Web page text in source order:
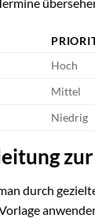
Hoch
Mittel
Niedrig
durch